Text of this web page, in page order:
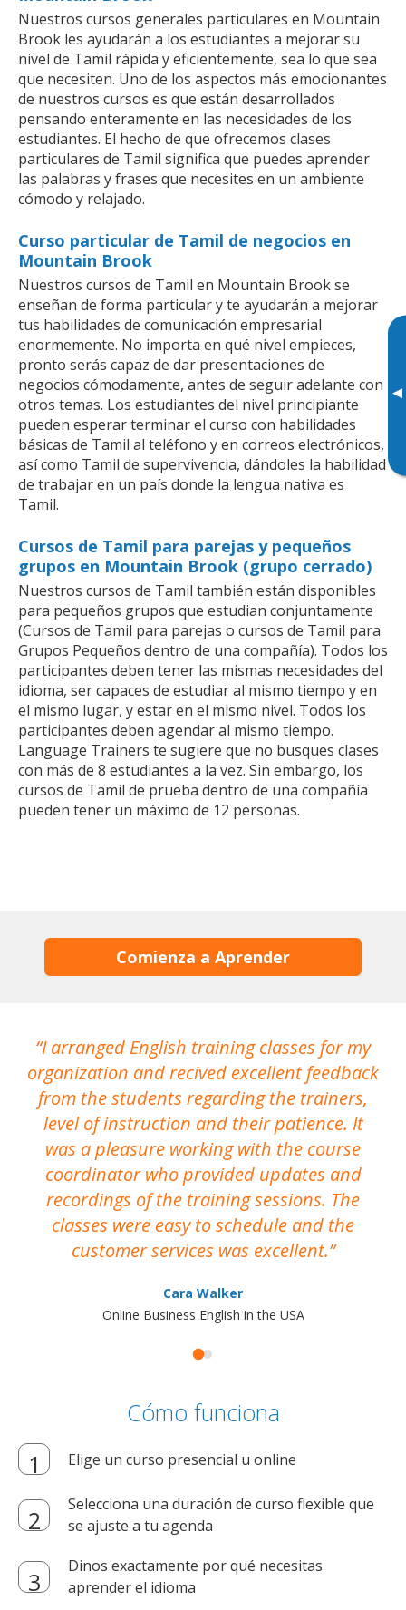
▸
Nuestros cursos generales particulares en Mountain
Brook les ayudarán a los estudiantes a mejorar su
nivel de Tamil rápida y eficientemente, sea lo que sea
que necesiten. Uno de los aspectos más emocionantes
de nuestros cursos es que están desarrollados
pensando enteramente en las necesidades de los
estudiantes. El hecho de que ofrecemos clases
particulares de Tamil significa que puedes aprender
las palabras y frases que necesites en un ambiente
cómodo y relajado.
Curso particular de Tamil de negocios en
Mountain Brook
Nuestros cursos de Tamil en Mountain Brook se
enseñan de forma particular y te ayudarán a mejorar
tus habilidades de comunicación empresarial
enormemente. No importa en qué nivel empieces,
pronto serás capaz de dar presentaciones de
negocios cómodamente, antes de seguir adelante con
otros temas. Los estudiantes del nivel principiante
pueden esperar terminar el curso con habilidades
básicas de Tamil al teléfono y en correos electrónicos,
así como Tamil de supervivencia, dándoles la habilidad
de trabajar en un país donde la lengua nativa es
Tamil.
Cursos de Tamil para parejas y pequeños
grupos en Mountain Brook (grupo cerrado)
Nuestros cursos de Tamil también están disponibles
para pequeños grupos que estudian conjuntamente
(Cursos de Tamil para parejas o cursos de Tamil para
Grupos Pequeños dentro de una compañía). Todos los
participantes deben tener las mismas necesidades del
idioma, ser capaces de estudiar al mismo tiempo y en
el mismo lugar, y estar en el mismo nivel. Todos los
participantes deben agendar al mismo tiempo.
Language Trainers te sugiere que no busques clases
con más de 8 estudiantes a la vez. Sin embargo, los
cursos de Tamil de prueba dentro de una compañía
pueden tener un máximo de 12 personas.
Comienza a Aprender
I arranged English training classes for my
organization and recived excellent feedback
from the students regarding the trainers,
level of instruction and their patience. It
was a pleasure working with the course
coordinator who provided updates and
recordings of the training sessions. The
classes were easy to schedule and the
customer services was excellent.
Cara Walker
Online Business English in the USA
Cómo funciona
Elige un curso presencial u online
Selecciona una duración de curso flexible que
se ajuste a tu agenda
Dinos exactamente por qué necesitas
aprender el idioma